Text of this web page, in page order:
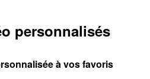
personnalisés
à vos favoris